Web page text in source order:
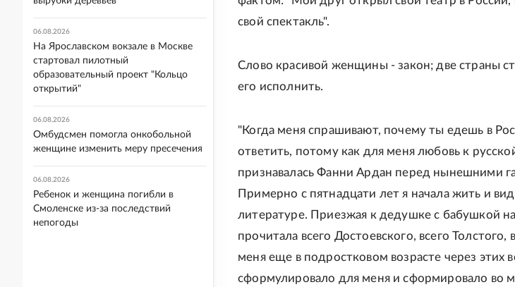
свой спектакль".
Cлово красивой женщины - закон; две страны
его исполнить.
"Когда меня спрашивают, почему ты едешь в
ответить, потому как для меня любовь к
признавалась Фанни Ардан перед нынешними
Примерно с пятнадцати лет я начала жить и
литературе. Приезжая к дедушке с бабушкой
прочитала всего Достоевского, всего Толстого,
меня еще в подростковом возрасте через этих
сформулировало для меня и сформировало во
06.08.2026
На Ярославском вокзале в Москве
стартовал пилотный
образовательный проект "Кольцо
открытий"
06.08.2026
Омбудсмен помогла онкобольной
женщине изменить меру пресечения
06.08.2026
Ребенок и женщина погибли в
Смоленске из-за последствий
непогоды